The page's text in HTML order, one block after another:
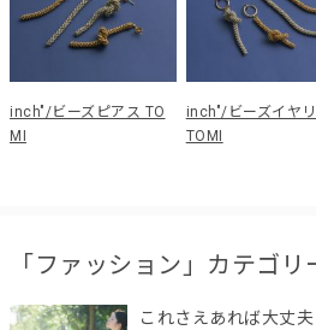
inch"/ビーズピアス TO
MI
inch"/ビーズイヤ
TOMI
「ファッション」カテゴリ
これさえあれば大丈